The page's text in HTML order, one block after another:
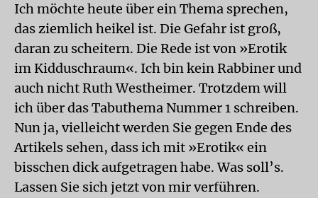
Ich möchte heute über ein Thema sprechen,
das ziemlich heikel ist. Die Gefahr ist groß,
daran zu scheitern. Die Rede ist von »Erotik
im Kidduschraum«. Ich bin kein Rabbiner und
auch nicht Ruth Westheimer. Trotzdem will
ich über das Tabuthema Nummer 1 schreiben.
Nun ja, vielleicht werden Sie gegen Ende des
Artikels sehen, dass ich mit »Erotik« ein
bisschen dick aufgetragen habe. Was soll’s.
Lassen Sie sich jetzt von mir verführen.